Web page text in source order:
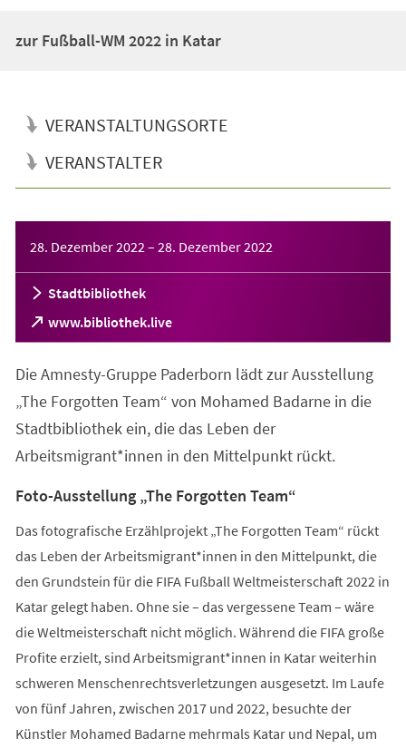
zur Fußball-WM 2022 in Katar
VERANSTALTUNGSORTE
VERANSTALTER
28. Dezember 2022 – 28. Dezember 2022
Stadtbibliothek
www.bibliothek.live
(Öffnet
in
neuen
Tab)
Die Amnesty-Gruppe Paderborn lädt zur Ausstellung
„The Forgotten Team“ von Mohamed Badarne in die
Stadtbibliothek ein, die das Leben der
Arbeitsmigrant*innen in den Mittelpunkt rückt.
Foto-Ausstellung „The Forgotten Team“
Das fotografische Erzählprojekt „The Forgotten Team“ rückt
das Leben der Arbeitsmigrant*innen in den Mittelpunkt, die
den Grundstein für die FIFA Fußball Weltmeisterschaft 2022 in
Katar gelegt haben. Ohne sie – das vergessene Team – wäre
die Weltmeisterschaft nicht möglich. Während die FIFA große
Profite erzielt, sind Arbeitsmigrant*innen in Katar weiterhin
schweren Menschenrechtsverletzungen ausgesetzt. Im Laufe
von fünf Jahren, zwischen 2017 und 2022, besuchte der
Künstler Mohamed Badarne mehrmals Katar und Nepal, um